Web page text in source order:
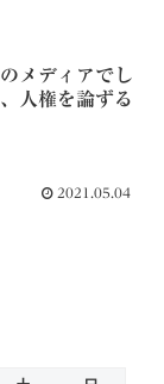
メディアでし
人権を論ずる
2021.05.04